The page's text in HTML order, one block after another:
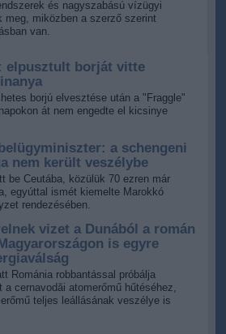
és nagyszabású vízügyi
meg, miközben a szerző szerint
van.
elpusztult borját vitte
borjú elvesztése után a "Fraggle"
át nem engedte el kicsinye
a schengeni
nem került veszélybe
be Ceutába, közülük 70 ezren már
egyúttal ismét kiemelte Marokkó
rendezésében.
vizet a Dunából a román
is egyre
Románia robbantással próbálja
a cernavodăi atomerőmű hűtéséhez,
teljes leállásának veszélye is